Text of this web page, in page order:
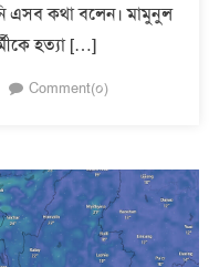
এসব কথা বলেন। মামুনুল
হত্যা […]
Comment(০)